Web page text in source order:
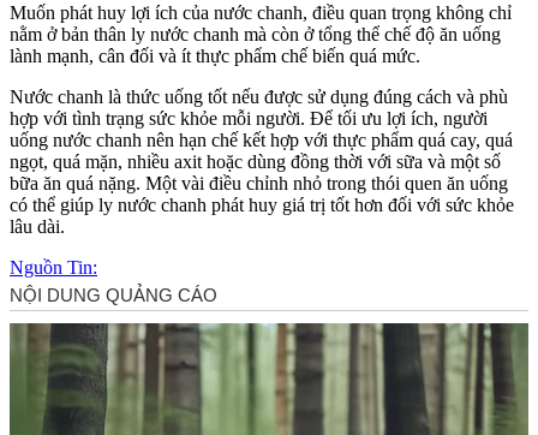
Muốn phát huy lợi ích của nước chanh, điều quan trọng không chỉ
nằm ở bản thân ly nước chanh mà còn ở tổng thể chế độ ăn uống
lành mạnh, cân đối và ít thực phẩm chế biến quá mức.
Nước chanh là thức uống tốt nếu được sử dụng đúng cách và phù
hợp với tình trạng sức khỏe mỗi người. Để tối ưu lợi ích, người
uống nước chanh nên hạn chế kết hợp với thực phẩm quá cay, quá
ngọt, quá mặn, nhiều axit hoặc dùng đồng thời với sữa và một số
bữa ăn quá nặng. Một vài điều chỉnh nhỏ trong thói quen ăn uống
có thể giúp ly nước chanh phát huy giá trị tốt hơn đối với sức khỏe
lâu dài.
Nguồn Tin: